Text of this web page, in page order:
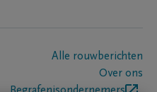
Alle rouwberichten
Over ons